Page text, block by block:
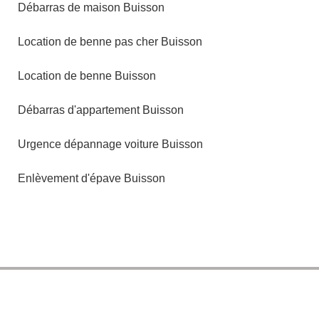
Débarras de maison Buisson
Location de benne pas cher Buisson
Location de benne Buisson
Débarras d'appartement Buisson
Urgence dépannage voiture Buisson
Enlèvement d'épave Buisson